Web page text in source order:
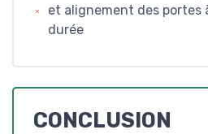
et alignement des portes
durée
CONCLUSION